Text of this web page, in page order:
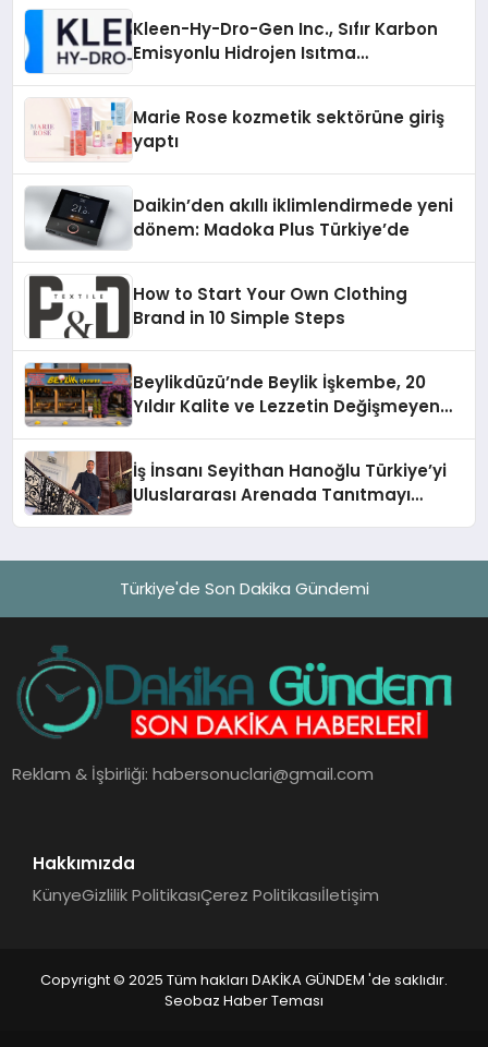
Kleen-Hy-Dro-Gen Inc., Sıfır Karbon
Emisyonlu Hidrojen Isıtma
Marie Rose kozmetik sektörüne giriş
yaptı
Daikin’den akıllı iklimlendirmede yeni
dönem: Madoka Plus Türkiye’de
How to Start Your Own Clothing
Brand in 10 Simple Steps
Beylikdüzü’nde Beylik İşkembe, 20
Yıldır Kalite ve Lezzetin Değişmeyen
İş İnsanı Seyithan Hanoğlu Türkiye’yi
Uluslararası Arenada Tanıtmayı
Türkiye'de Son Dakika Gündemi
Reklam & İşbirliği:habersonuclari@gmail.com
Hakkımızda
KünyeGizlilik PolitikasıÇerez Politikasıİletişim
Copyright © 2025 Tüm hakları DAKİKA GÜNDEM 'de saklıdır.
Seobaz Haber Teması